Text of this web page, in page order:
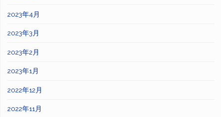
2023年4月
2023年3月
2023年2月
2023年1月
2022年12月
2022年11月